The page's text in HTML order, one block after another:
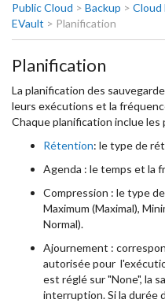
Public Cloud > Backup > Cloud
EVault > Planification
Planification
La planification des
leurs exécutions et la
Chaque planification inclue
Rétention: le type de
Agenda : le temps et la
Compression : le type
Maximum (Maximal),
Normal).
Ajournement :
autorisée pour
est réglé sur "None", la
interruption. Si la durée